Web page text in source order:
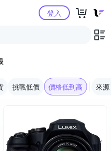
Yahoo購物中心登入
挑戰低價 價格低到高 來源